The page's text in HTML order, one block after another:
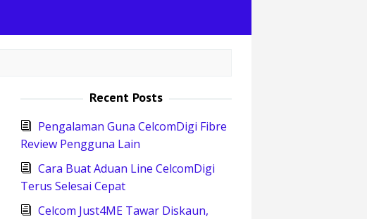
Recent Posts
Pengalaman Guna CelcomDigi Fibre
Review Pengguna Lain
Cara Buat Aduan Line CelcomDigi
Terus Selesai Cepat
Celcom Just4ME Tawar Diskaun,